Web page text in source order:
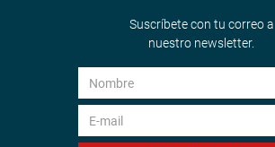
Suscríbete con tu correo a
nuestro newsletter.